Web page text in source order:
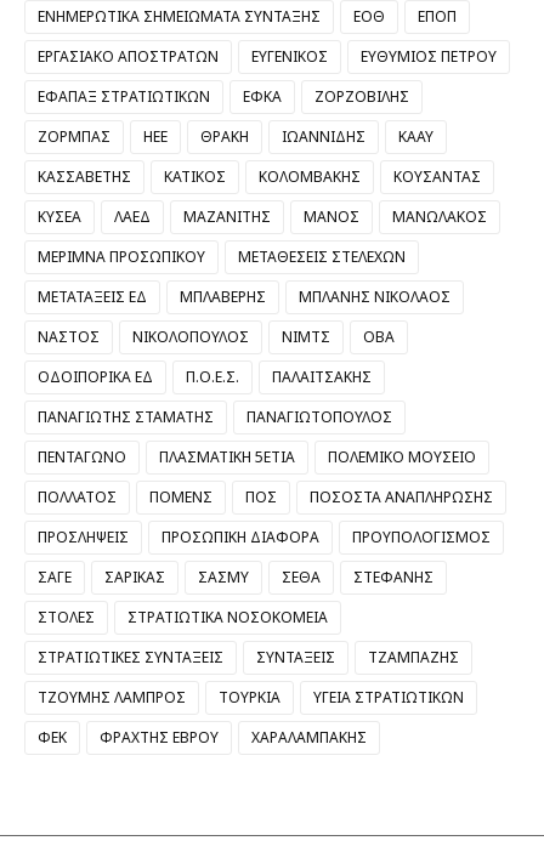
ΕΝΗΜΕΡΩΤΙΚΑ ΣΗΜΕΙΩΜΑΤΑ ΣΥΝΤΑΞΗΣ
ΕΟΘ
ΕΠΟΠ
ΕΡΓΑΣΙΑΚΟ ΑΠΟΣΤΡΑΤΩΝ
ΕΥΓΕΝΙΚΟΣ
ΕΥΘΥΜΙΟΣ ΠΕΤΡΟΥ
ΕΦΑΠΑΞ ΣΤΡΑΤΙΩΤΙΚΩΝ
ΕΦΚΑ
ΖΟΡΖΟΒΙΛΗΣ
ΖΟΡΜΠΑΣ
ΗΕΕ ΘΡΑΚΗ ΙΩΑΝΝΙΔΗΣ
ΚΑΑΥ
ΚΑΣΣΑΒΕΤΗΣ
ΚΑΤΙΚΟΣ ΚΟΛΟΜΒΑΚΗΣ
ΚΟΥΣΑΝΤΑΣ
ΚΥΣΕΑ
ΛΑΕΔ ΜΑΖΑΝΙΤΗΣ ΜΑΝΟΣ
ΜΑΝΩΛΑΚΟΣ
ΜΕΡΙΜΝΑ ΠΡΟΣΩΠΙΚΟΥ
ΜΕΤΑΘΕΣΕΙΣ ΣΤΕΛΕΧΩΝ
ΜΕΤΑΤΑΞΕΙΣ ΕΔ
ΜΠΛΑΒΕΡΗΣ
ΜΠΛΑΝΗΣ ΝΙΚΟΛΑΟΣ
ΝΑΣΤΟΣ
ΝΙΚΟΛΟΠΟΥΛΟΣ ΝΙΜΤΣ
ΟΒΑ
ΟΔΟΙΠΟΡΙΚΑ ΕΔ
Π.Ο.Ε.Σ.
ΠΑΛΑΙΤΣΑΚΗΣ
ΠΑΝΑΓΙΩΤΗΣ ΣΤΑΜΑΤΗΣ
ΠΑΝΑΓΙΩΤΟΠΟΥΛΟΣ
ΠΕΝΤΑΓΩΝΟ
ΠΛΑΣΜΑΤΙΚΗ 5ΕΤΙΑ
ΠΟΛΕΜΙΚΟ ΜΟΥΣΕΙΟ
ΠΟΛΛΑΤΟΣ
ΠΟΜΕΝΣ ΠΟΣ
ΠΟΣΟΣΤΑ ΑΝΑΠΛΗΡΩΣΗΣ
ΠΡΟΣΛΗΨΕΙΣ
ΠΡΟΣΩΠΙΚΗ ΔΙΑΦΟΡΑ
ΠΡΟΥΠΟΛΟΓΙΣΜΟΣ
ΣΑΓΕ
ΣΑΡΙΚΑΣ ΣΑΣΜΥ ΣΕΘΑ
ΣΤΕΦΑΝΗΣ
ΣΤΟΛΕΣ
ΣΤΡΑΤΙΩΤΙΚΑ ΝΟΣΟΚΟΜΕΙΑ
ΣΤΡΑΤΙΩΤΙΚΕΣ ΣΥΝΤΑΞΕΙΣ
ΣΥΝΤΑΞΕΙΣ
ΤΖΑΜΠΑΖΗΣ
ΤΖΟΥΜΗΣ ΛΑΜΠΡΟΣ
ΤΟΥΡΚΙΑ
ΥΓΕΙΑ ΣΤΡΑΤΙΩΤΙΚΩΝ
ΦΕΚ
ΦΡΑΧΤΗΣ ΕΒΡΟΥ ΧΑΡΑΛΑΜΠΑΚΗΣ